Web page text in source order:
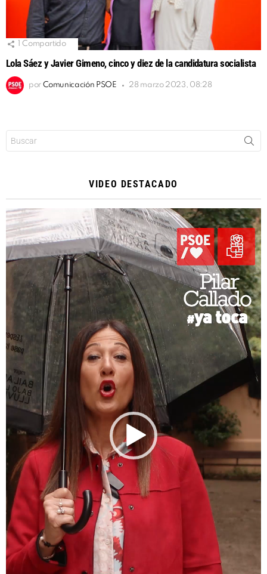
Compartido
Lola Sáez y Javier Gimeno, cinco y diez de la candidatura socialista
por Comunicación PSOE 28 marzo 2023, 08:28
VIDEO DESTACADO
Reproductor
de
vídeo